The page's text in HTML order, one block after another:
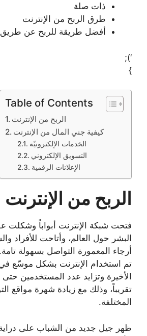
ذات صلة
طرق الربح من الإنترنت
أفضل طريقة للربح عن طريق
‘);
}
Table of Contents
الربح من الإنترنت
كيفية جني المال من الإنترنت
الخدمات الإلكترونيّة
التسويق الإلكتروني
الإعلانات الرقمية
الربح من الإنترنت
فتحت شبكة الإنترنت أبواباً وشكلت
البشر حول العالم، وأتاحت للأفراد
أرجاء المعمورة التواصل بسهولة
تم استخدام الإنترنت بشكل موسّع
الأخيرة وتزايد عدد المستخدمين
تقريباً، وذلك مع زيادة شهرة مواقع
المختلفة.
ظهر جيل جديد من الشباب على دراية